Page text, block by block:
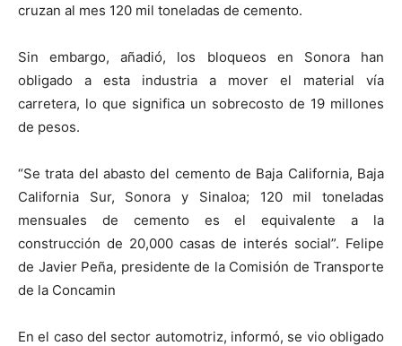
cruzan al mes 120 mil toneladas de cemento.
Sin embargo, añadió, los bloqueos en Sonora han
obligado a esta industria a mover el material vía
carretera, lo que significa un sobrecosto de 19 millones
de pesos.
“Se trata del abasto del cemento de Baja California, Baja
California Sur, Sonora y Sinaloa; 120 mil toneladas
mensuales de cemento es el equivalente a la
construcción de 20,000 casas de interés social”. Felipe
de Javier Peña, presidente de la Comisión de Transporte
de la Concamin
En el caso del sector automotriz, informó, se vio obligado